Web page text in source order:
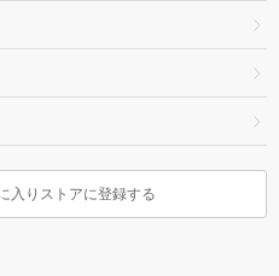
入りストアに登録する